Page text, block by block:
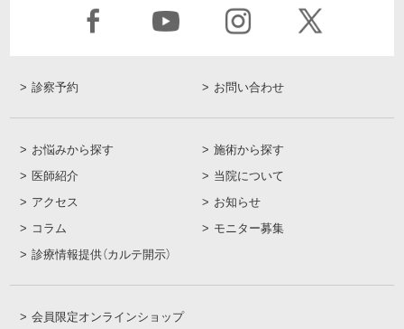
診察予約 お問い合わせ
お悩みから探す
施術から探す
医師紹介
当院について
アクセス
お知らせ
コラム
モニター募集
診療情報提供（カルテ開示）
会員限定オンラインショップ